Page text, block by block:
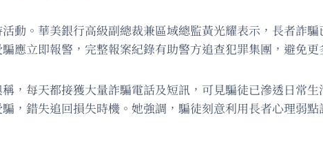
動。華美銀行高級副總裁兼區域總監黃光耀表示，長者詐
應立即報警，完整報案紀錄有助警方追查犯罪集團，避免更
，每天都接獲大量詐騙電話及短訊，可見騙徒已滲透日常
，錯失追回損失時機。她強調，騙徒刻意利用長者心理弱